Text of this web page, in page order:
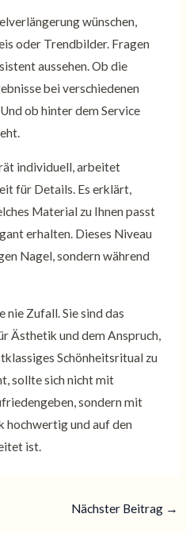
wünschen,
oder Trendbilder. Fragen
aussehen. Ob die
bei verschiedenen
ob hinter dem Service
individuell, arbeitet
für Details. Es erklärt,
Material zu Ihnen passt
erhalten. Dieses Niveau
Nagel, sondern während
nie Zufall. Sie sind das
Ästhetik und dem Anspruch,
Schönheitsritual zu
sollte sich nicht mit
sondern mit
hochwertig und auf den
ist.
Nächster Beitrag →